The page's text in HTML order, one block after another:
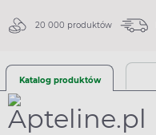
20 000 produktów
Katalog produktów